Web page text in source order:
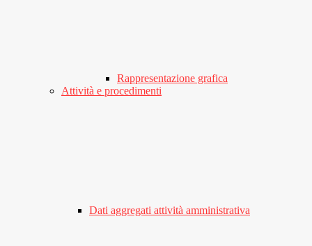
Rappresentazione grafica
Attività e procedimenti
Dati aggregati attività amministrativa